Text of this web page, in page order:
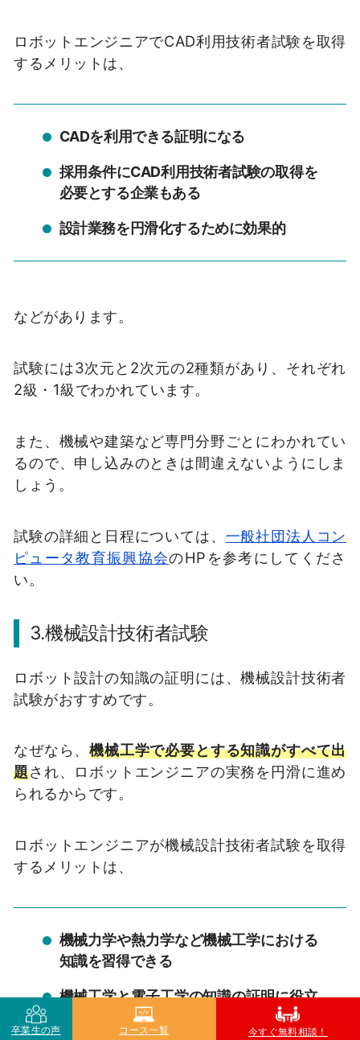
ロボットエンジニアでCAD利用技術者試験を取得
するメリットは、
CADを利用できる証明になる
採用条件にCAD利用技術者試験の取得を
必要とする企業もある
設計業務を円滑化するために効果的
などがあります。
試験には3次元と2次元の2種類があり、それぞれ
2級・1級でわかれています。
また、機械や建築など専門分野ごとにわかれてい
るので、申し込みのときは間違えないようにしま
しょう。
試験の詳細と日程については、 一般社団法人コン
ピュータ教育振興協会のHPを参考にしてくださ
い。
3.機械設計技術者試験
ロボット設計の知識の証明には、機械設計技術者
試験がおすすめです。
なぜなら、機械工学で必要とする知識がすべて出
題され、ロボットエンジニアの実務を円滑に進め
られるからです。
ロボットエンジニアが機械設計技術者試験を取得
するメリットは、
機械力学や熱力学など機械工学における
知識を習得できる
機械工学と電子工学の知識の証明に役立
卒業生の声 コース一覧 今すぐ無料相談！